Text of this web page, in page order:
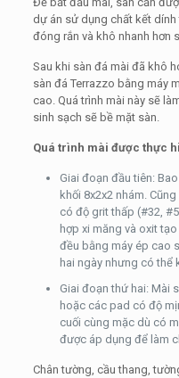
dự án sử dụng chất kết
đóng rắn và khô nhanh hơn
Sau khi sàn đá mài đã khô
sàn đá Terrazzo bằng máy
cao. Quá trình mài này sẽ
sinh sạch sẽ bề mặt sàn.
Quá trình mài được thực
Giai đoạn đầu tiên:
khối 8x2x2 nhám.
có độ grit thấp (#32,
hợp xi măng và oxit
đều bằng máy ép cao
hai ngày nhưng có thể
Giai đoạn thứ hai: Mài
hoặc các pad có độ
cuối cùng mặc dù có
được áp dụng để làm
Chân tường, cầu thang,